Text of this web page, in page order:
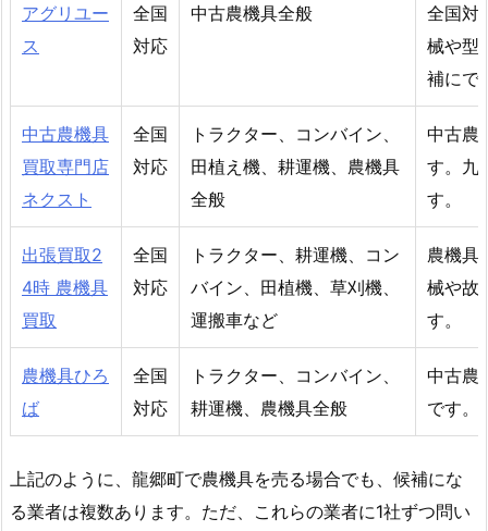
アグリユー
ス
全国
対応
中古農機具全般
全国対
械や型
補にで
中古農機具
買取専門店
ネクスト
全国
対応
トラクター、コンバイン、
田植え機、耕運機、農機具
全般
中古農
す。九
す。
出張買取2
4時 農機具
買取
全国
対応
トラクター、耕運機、コン
バイン、田植機、草刈機、
運搬車など
農機具
械や故
す。
農機具ひろ
ば
全国
対応
トラクター、コンバイン、
耕運機、農機具全般
中古農
です。
上記のように、龍郷町で農機具を売る場合でも、候補にな
る業者は複数あります。ただ、これらの業者に1社ずつ問い